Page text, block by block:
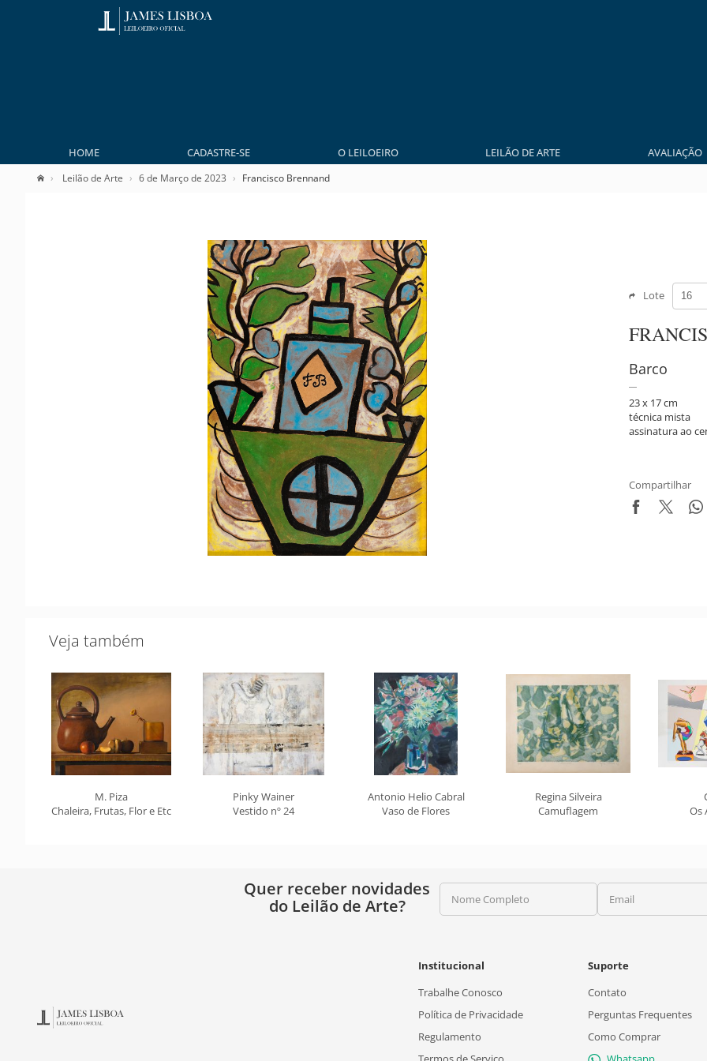
HOME CADASTRE-SE O LEILOEIRO LEILÃO DE ARTE AVALIAÇÃO
Leilão de Arte 6 de Março de 2023 Francisco Brennand
Lote
Barco
23 x 17 cm
técnica mista
assinatura ao
Compartilhar
Veja também
M. Piza
Chaleira, Frutas, Flor e Etc
Pinky Wainer
Vestido nº 24
Antonio Helio Cabral
Vaso de Flores
Regina Silveira
Camuflagem
Os
Quer receber novidades
do Leilão de Arte?
Nome Completo Email
Institucional
Trabalhe Conosco
Política de Privacidade
Regulamento
Suporte
Contato
Perguntas Frequentes
Como Comprar